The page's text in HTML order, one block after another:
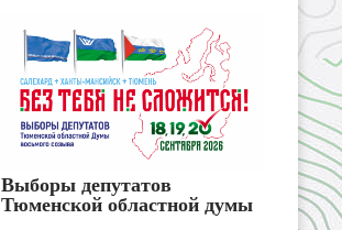
Выборы депутатов
Тюменской областной думы